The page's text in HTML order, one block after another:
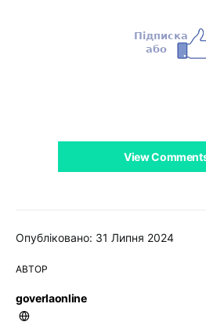
Опубліковано: 31 Липня 2024
АВТОР
goverlaonline
View